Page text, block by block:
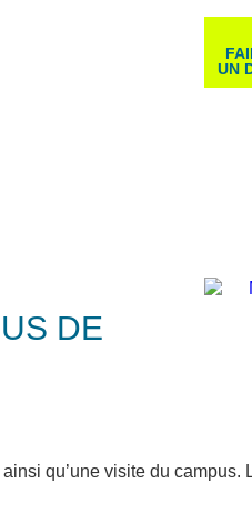
UN
DE
qu’une visite du campus.